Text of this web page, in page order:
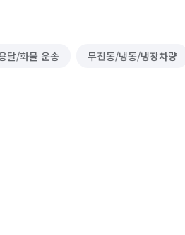
달/화물 운송 무진동/냉동/냉장차량